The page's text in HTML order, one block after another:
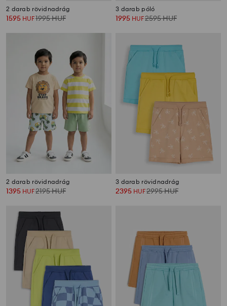
2 darab rövidnadrág
1595 HUF1995HUF
3 darab póló
1995 HUF2595HUF
2 darab rövidnadrág
1395 HUF2195HUF
3 darab rövidnadrág
2395 HUF2995HUF